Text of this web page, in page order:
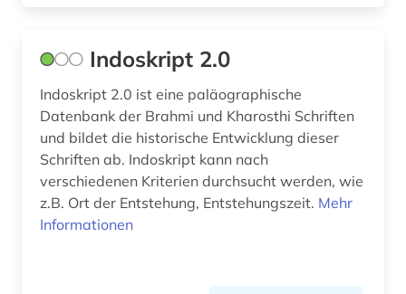
frau (1)
gb-außenpolitik (1)
geistesgeschichte (1)
geisteswissenschaften (1)
geschichte (30)
Indoskript 2.0
Indoskript 2.0 ist eine paläographische
Datenbank der Brahmi und Kharosthi Schriften
und bildet die historische Entwicklung dieser
Schriften ab. Indoskript kann nach
verschiedenen Kriterien durchsucht werden, wie
z.B. Ort der Entstehung, Entstehungszeit. Mehr
Informationen